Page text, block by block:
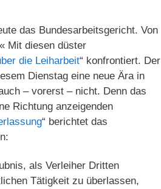
das Bundesarbeitsgericht. Von
Mit diesen düster
die Leiharbeit“ konfrontiert. Der
Dienstag eine neue Ära in
– vorerst – nicht. Denn das
Richtung anzeigenden
“ berichtet das
als Verleiher Dritten
Tätigkeit zu überlassen,